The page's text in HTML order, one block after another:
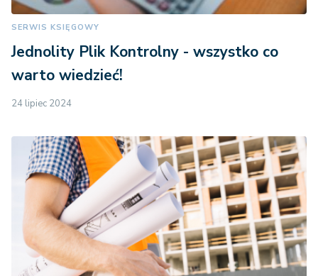
SERWIS KSIĘGOWY
Jednolity Plik Kontrolny - wszystko co
warto wiedzieć!
24 lipiec 2024